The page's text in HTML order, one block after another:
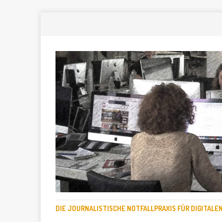
DIE JOURNALISTISCHE NOTFALLPRAXIS FÜR